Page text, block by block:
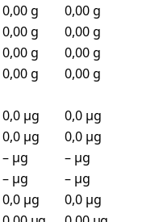
0,00 g
0,00 g
0,00 g
0,00 g
0,00 g
0,00 g
0,00 g
0,00 g
0,0 µg
0,0 µg
0,0 µg
0,0 µg
– µg
– µg
– µg
– µg
0,0 µg
0,0 µg